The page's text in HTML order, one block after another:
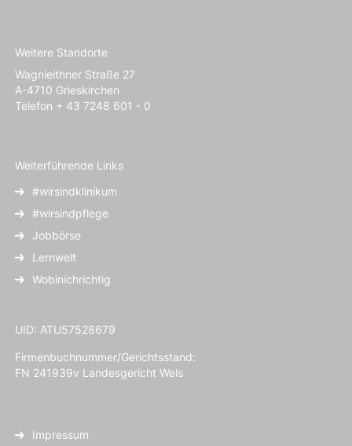
Weitere Standorte
Wagnleithner Straße 27
A-4710 Grieskirchen
Telefon + 43 7248 601 - 0
Weiterführende Links
#wirsindklinikum
#wirsindpflege
Jobbörse
Lernwelt
Wobinichrichtig
UID: ATU57528679
Firmenbuchnummer/Gerichtsstand:
FN 241939v Landesgericht Wels
Impressum